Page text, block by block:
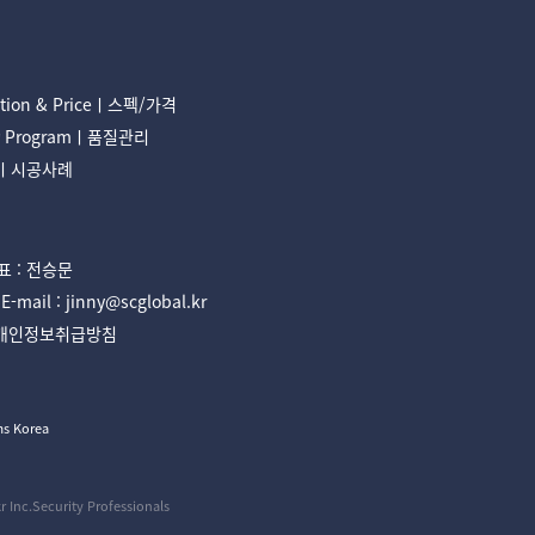
& Priceㅣ스펙/가격
ㅣ품질관리
시공사례
: 전승문
E-mail : jinny@scglobal.kr
인정보취급방침
Korea
Inc.Security Professionals